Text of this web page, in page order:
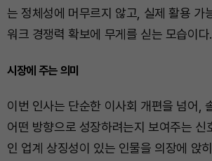
는 정체성에 머무르지 않고, 실제 활용 가
워크 경쟁력 확보에 무게를 싣는 모습이다.
시장에 주는 의미
이번 인사는 단순한 이사회 개편을 넘어,
어떤 방향으로 성장하려는지 보여주는 신
인 업계 상징성이 있는 인물을 의장에 앉